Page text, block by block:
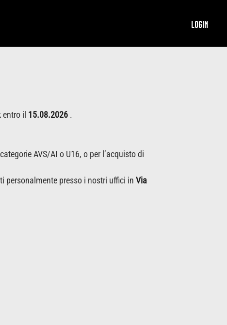
LOGIN
il 15.08.2026 .
AVS/AI o U16, o per l’acquisto di
personalmente presso i nostri uffici in Via